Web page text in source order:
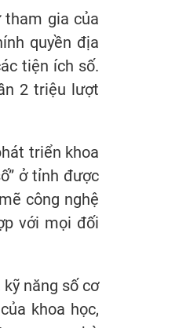
tham gia của
quyền địa
tiện ích số.
2 triệu lượt
triển khoa
ở tỉnh được
công nghệ
với mọi đối
năng số cơ
khoa học,